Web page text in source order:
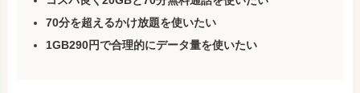
70分を超えるかけ放題を使いたい
1GB290円で合理的にデータ量を使いたい